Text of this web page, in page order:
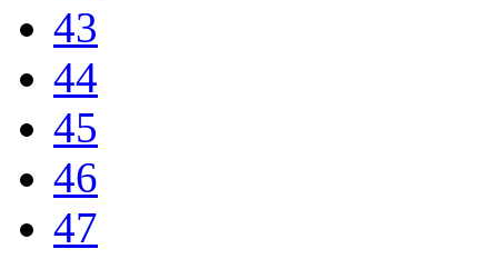
43
44
45
46
47